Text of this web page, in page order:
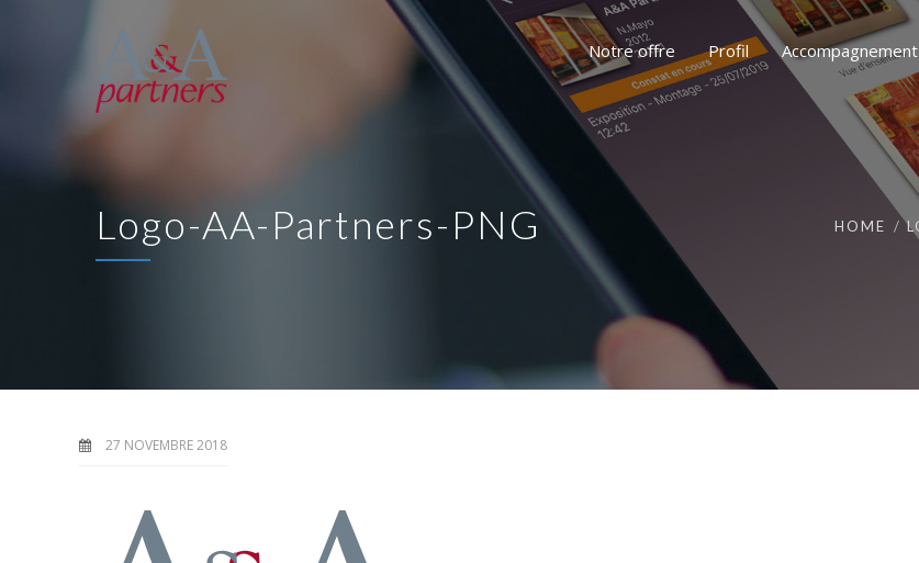
Notre offre Profil Accompagnement
Logo-AA-Partners-PNG HOME
27 NOVEMBRE 2018